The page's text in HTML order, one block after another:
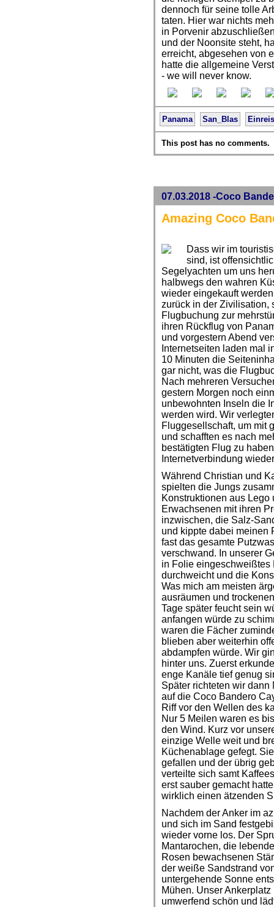
dennoch für seine tolle
taten. Hier war nichts
in Porvenir
und der Noonsite steht,
erreicht, abgesehen von
hatte die allgemeine
- we will never know.
Panama San_Blas
This post has no comments.
07.03.2018 -Coco
Amazing Coco
Dass wir im
sind, ist
Segelyachten um uns
halbwegs den wahren
wieder eingekauft
zurück in der Zivilisation,
Flugbuchung zur
ihren Rückflug von
und vorgestern Abend
Internetseiten laden mal
10 Minuten die
gar nicht, was die
Nach mehreren
gestern Morgen noch
unbewohnten Inseln die
werden wird. Wir
Fluggesellschaft, um mit
und schafften es nach
bestätigten Flug zu
Internetverbindung
Während Christian und
spielten die Jungs
Konstruktionen aus
Erwachsenen mit ihren
inzwischen, die Salz-
und kippte dabei meinen
fast das gesamte
verschwand. In unserer
in Folie eingeschweißtes
durchweicht und die
Was mich am meisten
ausräumen und
Tage später feucht sein
anfangen würde zu
waren die Fächer
blieben aber weiterhin
abdampfen würde. Wir
hinter uns. Zuerst
enge Kanäle tief genug
Später richteten wir
auf die Coco Bandero
Riff vor den Wellen des
Nur 5 Meilen waren es
den Wind. Kurz vor
einzige Welle weit und
Küchenablage gefegt.
gefallen und der übrig
verteilte sich samt
erst sauber gemacht
wirklich einen ätzenden
Nachdem der Anker im
und sich im Sand
wieder vorne los. Der
Mantarochen, die
Rosen bewachsenen
der weiße Sandstrand
untergehende Sonne
Mühen. Unser
umwerfend schön und